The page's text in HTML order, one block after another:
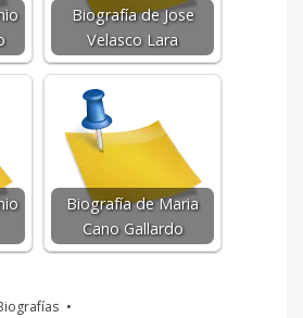
Biografía de Jose
Velasco Lara
Biografía de Maria
Cano Gallardo